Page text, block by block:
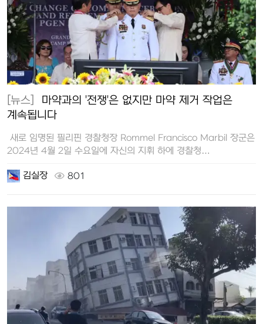
[뉴스]
계속됩니다
새로 임명된 필리핀 경찰청장 Rommel Francisco Marbil 장군은
2024년 4월 2일 수요일에 자신의 지휘 하에 경찰청…
김실장 801